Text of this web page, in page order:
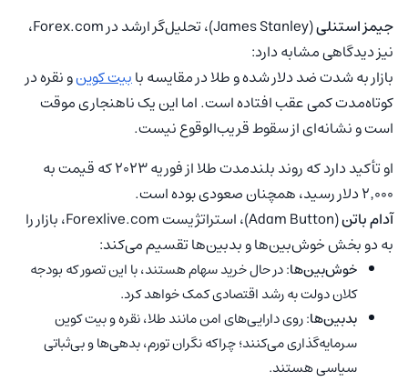
جیمز استنلی
(James Stanley)، تحلیل‌گر ارشد در Forex.com،
نیز دیدگاهی مشابه دارد:
بازار به شدت ضد دلار شده و طلا در مقایسه بابیت کوینو نقره در
کوتاه‌مدت کمی عقب افتاده است. اما این یک ناهنجاری موقت
است و نشانه‌ای از سقوط قریب‌الوقوع نیست.
او تأکید دارد که روند بلندمدت طلا از فوریه ۲۰۲۳ که قیمت به
۲٬۰۰۰ دلار رسید، همچنان صعودی بوده است.
آدام باتن
(Adam Button)، استراتژیست Forexlive.com، بازار را
به دو بخش خوش‌بین‌ها و بدبین‌ها تقسیم می‌کند:
خوش‌بین‌ها: در حال خرید سهام هستند، با این تصور که بودجه
کلان دولت به رشد اقتصادی کمک خواهد کرد.
بدبین‌ها: روی دارایی‌های امن مانند طلا، نقره و بیت کوین
سرمایه‌گذاری می‌کنند؛ چراکه نگران تورم، بدهی‌ها و بی‌ثباتی
سیاسی هستند.